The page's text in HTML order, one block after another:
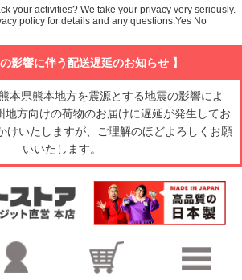
の影響に伴う配送遅延のお知らせ 】
本県熊本地方を震源とする地震の影響によ
地方向けの荷物のお届けに遅延が発生してお
けいたしますが、ご理解のほどよろしくお願
いいたします。
your activities? We take your privacy very seriously.
policy for details and any questions.Yes No